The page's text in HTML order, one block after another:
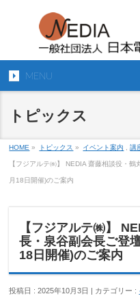
MENU
トピックス
HOME » トピックス » イベント案内 ,講
【フジアルテ㈱】 NEDIA 齋藤相談役・
月18日開催)のご案内
【フジアルテ㈱】
長・泉谷副会長ご登
18日開催)のご案内
投稿日 : 2025年10月3日 | カテゴリー :